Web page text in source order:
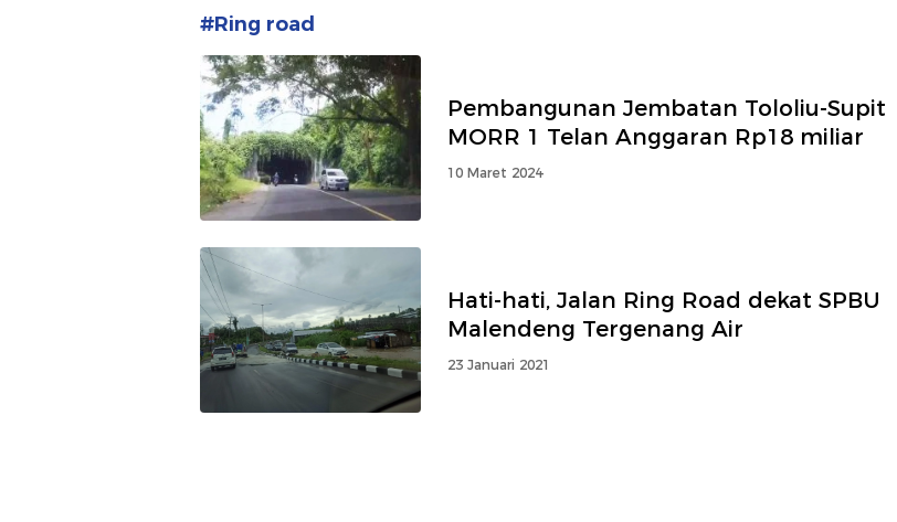
#Ring road
Pembangunan Jembatan Tololiu-Supit
MORR 1 Telan Anggaran Rp18 miliar
10 Maret 2024
Hati-hati, Jalan Ring Road dekat SPBU
Malendeng Tergenang Air
23 Januari 2021